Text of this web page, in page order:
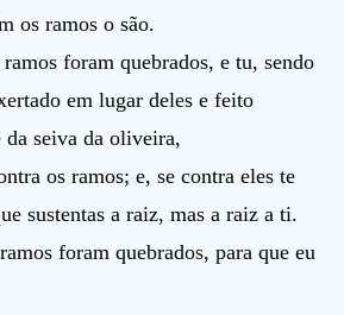
os ramos o são.
foram quebrados, e tu, sendo
em lugar deles e feito
seiva da oliveira,
os ramos; e, se contra eles te
sustentas a raiz, mas a raiz a ti.
foram quebrados, para que eu